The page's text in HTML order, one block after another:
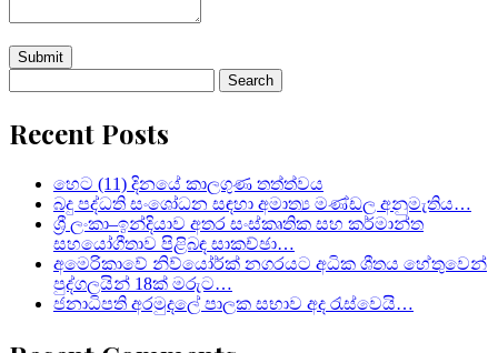
for:
Recent Posts
හෙට (11) දිනයේ කාලගුණ තත්ත්වය
බදු පද්ධති සංශෝධන සඳහා අමාත්‍ය මණ්ඩල අනුමැතිය…
ශ්‍රී ලංකා–ඉන්දියාව අතර සංස්කෘතික සහ කර්මාන්ත
සහයෝගීතාව පිළිබඳ සාකච්ඡා…
අමෙරිකාවේ නිව්යෝර්ක් නගරයට අධික ශීතය හේතුවෙන්
පුද්ගලයින් 18ක් මරුට…
ජනාධිපති අරමුදලේ පාලක සභාව අද රැස්වෙයි…